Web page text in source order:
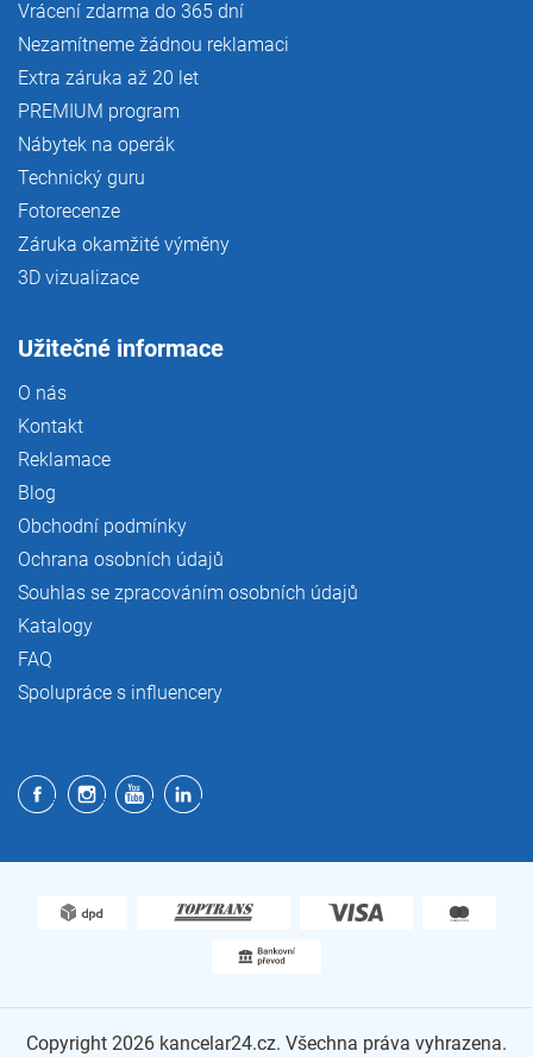
Vrácení zdarma do 365 dní
Nezamítneme žádnou reklamaci
Extra záruka až 20 let
PREMIUM program
Nábytek na operák
Technický guru
Fotorecenze
Záruka okamžité výměny
3D vizualizace
Užitečné informace
O nás
Kontakt
Reklamace
Blog
Obchodní podmínky
Ochrana osobních údajů
Souhlas se zpracováním osobních údajů
Katalogy
FAQ
Spolupráce s influencery
Copyright 2026 kancelar24.cz. Všechna práva vyhrazena.